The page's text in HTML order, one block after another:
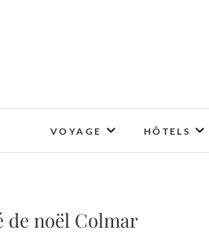
VOYAGE HÔTELS
de noël Colmar